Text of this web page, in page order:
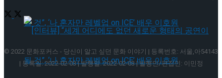
[인터뷰] “세계 어디에도 없던 새로운 형태의
© 2022 문화포커스 - 당신이 알고 싶던 문화 이야기 | 등록번호: 서울,아54143
| 등록일: 2022-02-03 | 발행일: 2022-02-03 | 발행인/편집인: 이민정